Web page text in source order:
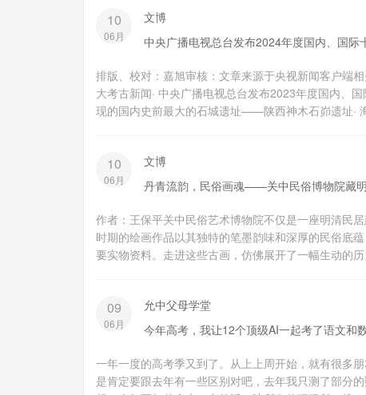
10
06月
文博
中央广播电视总台发布2024年度国内、国际
排版、校对：嘉旭审核：文章来源于央视新闻客户端
大考古新闻· 中央广播电视总台发布2023年度国内、
现的国内史前最大的石城遗址——陕西神木石峁遗址·
10
06月
文博
丹青流韵，民俗画魂——关中民俗博物院藏
作者：王保平关中民俗艺术博物院不仅是一座明清民
时期的绘画作品以其独特的笔墨韵味和深厚的民俗底
要实物资料。走进这些古画，仿佛展开了一幅生动的
09
06月
允中父母学堂
今年高考，我让12个顶级AI一起考了语文和
一年一度的高考季又到了。从上上周开始，就有很多
是肯定要跟去年有一些区别对吧，去年我只测了部分